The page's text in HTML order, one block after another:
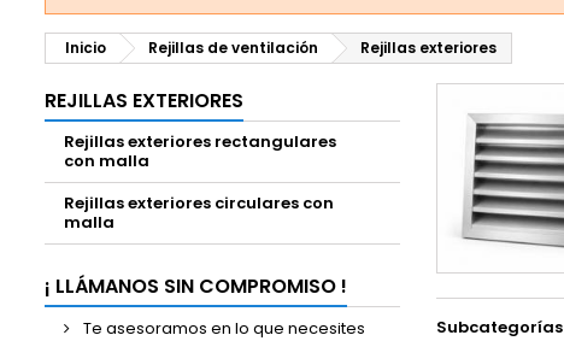
Inicio Rejillas de ventilación Rejillas exteriores
REJILLAS EXTERIORES
Rejillas exteriores rectangulares
con malla
Rejillas exteriores circulares con
malla
¡ LLÁMANOS SIN COMPROMISO !
Te asesoramos en lo que necesites Subcategorías